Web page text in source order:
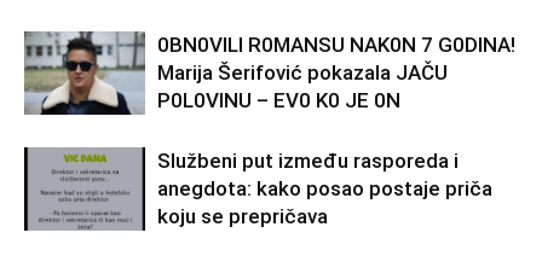
0BN0VlLl R0MANSU NAK0N 7 G0DlNA!
Marija Šerifović pokazala JAČU
P0L0VINU – EV0 K0 JE 0N
Službeni put između rasporeda i
anegdota: kako posao postaje priča
koju se prepričava